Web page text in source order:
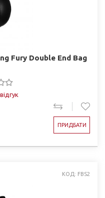
Fury Double End Bag
ПРИДБАТИ
КОД: FBS2